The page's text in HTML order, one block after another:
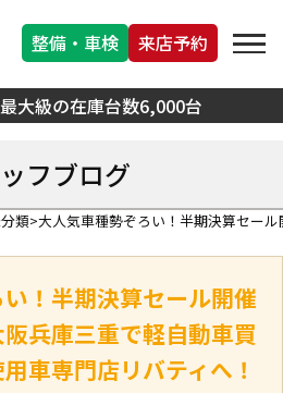
大級の在庫台数6,000台
整備・車検 来店予約
フブログ
類 大人気車種勢ぞろい！半期決算セー
！半期決算セール開催
兵庫三重で軽自動車買
車専門店リバティへ！